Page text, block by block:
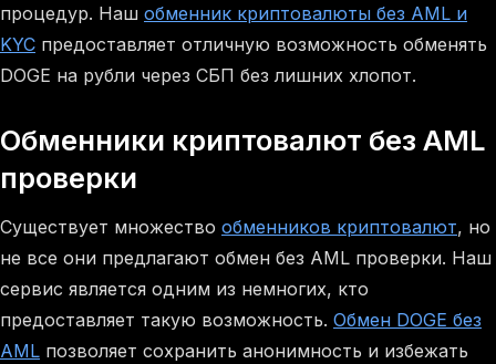
процедур. Наш обменник криптовалюты без AML и
KYC предоставляет отличную возможность обменять
DOGE на рубли через СБП без лишних хлопот.
Обменники криптовалют без AML
проверки
Существует множество обменников криптовалют, но
не все они предлагают обмен без AML проверки. Наш
сервис является одним из немногих, кто
предоставляет такую возможность. Обмен DOGE без
AML позволяет сохранить анонимность и избежать